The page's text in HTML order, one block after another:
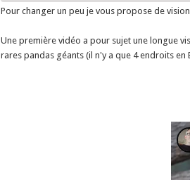
Pour changer un peu je vous propose de
Une première vidéo a pour sujet une longue
rares pandas géants (il n'y a que 4 endroits